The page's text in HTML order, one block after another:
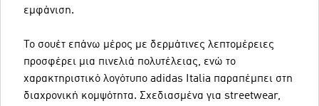
εμφάνιση.
Το σουέτ επάνω μέρος με δερμάτινες λεπτομέρειες
προσφέρει μια πινελιά πολυτέλειας, ενώ το
χαρακτηριστικό λογότυπο adidas Italia παραπέμπει στη
διαχρονική κομψότητα. Σχεδιασμένα για streetwear,